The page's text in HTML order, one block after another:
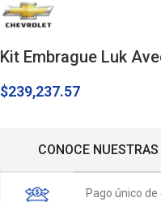
Kit Embrague Luk
$239,237.57
CONOCE
Pago único de